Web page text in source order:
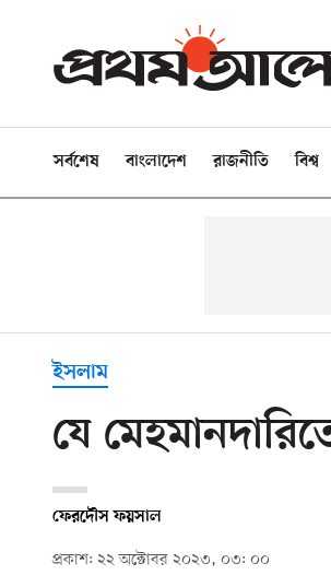
সর্বশেষ বাংলাদেশ রাজনীতি বিশ্ব
ইসলাম
যে
ফেরদৌস ফয়সাল
প্রকাশ: ২২ অক্টোবর ২০২৩, ০৩: ০০